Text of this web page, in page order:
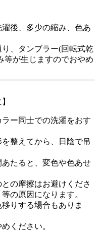
後、多少の縮み、色あ
、タンブラー(回転式乾
等が生じますのでおやめ
ー同士での洗濯をおす
整えてから、日陰で吊
たると、変色や色あせ
の摩擦はお避けくださ
の原因になります。
りする場合もありま
ください。